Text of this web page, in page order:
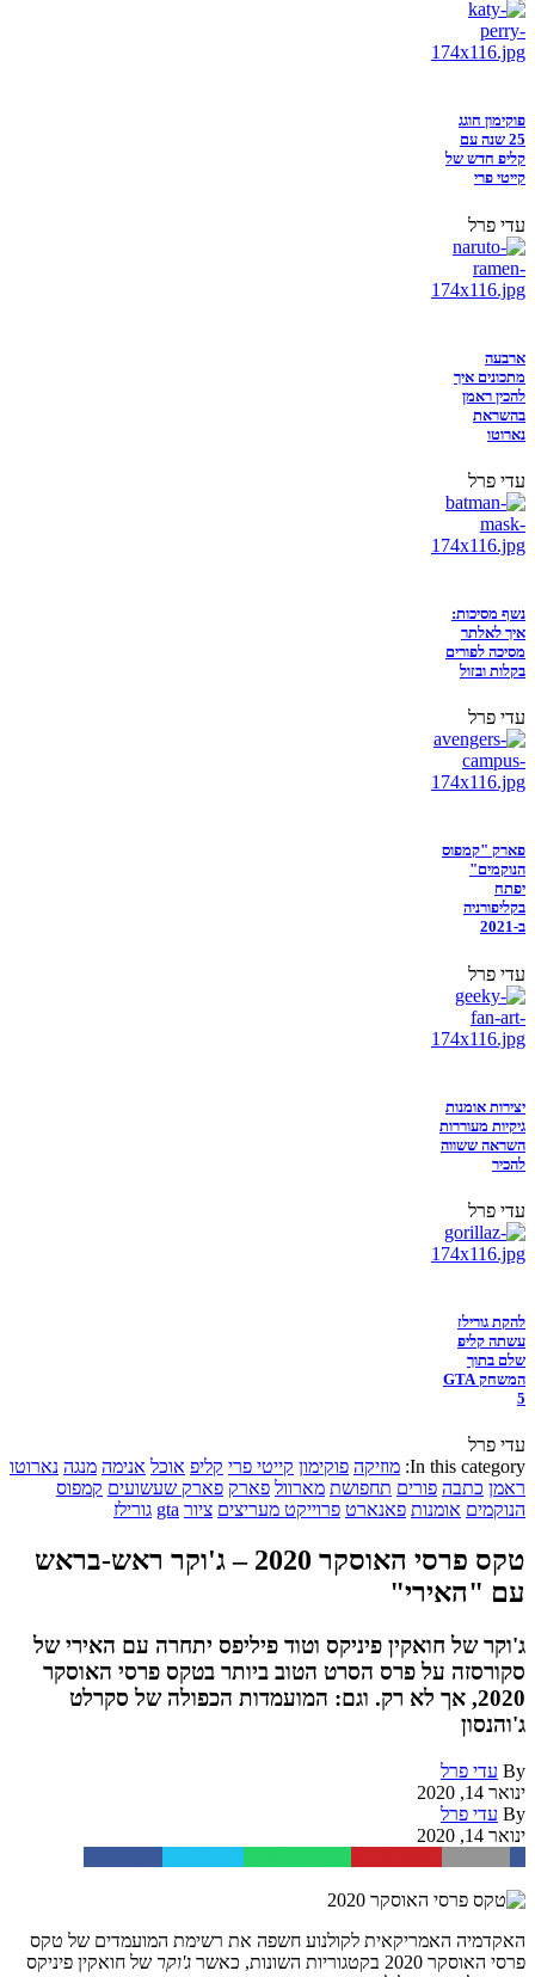
פוקימון חוגג
25 שנה עם
קליפ חדש של
קייטי פרי
עדי פרל
ארבעה
מתכונים איך
להכין ראמן
בהשראת
נארוטו
עדי פרל
נשף מסיכות:
איך לאלתר
מסיכה לפורים
בקלות ובזול
עדי פרל
פארק "קמפוס
הנוקמים"
יפתח
בקליפורניה
ב-2021
עדי פרל
יצירות אומנות
גיקיות מעוררות
השראה ששווה
להכיר
עדי פרל
להקת גורילז
עשתה קליפ
שלם בתוך
המשחק GTA
5
עדי פרל
In this category: מוזיקה פוקימון קייטי פרי קליפ אוכל אנימה מנגה נארוטו
ראמן כתבה פורים תחפושת מארוול פארק פארק שעשועים קמפוס
הנוקמים אומנות פאנארט פרוייקט מעריצים ציור gta גורילז
טקס פרסי האוסקר 2020 – ג'וקר ראש-בראש
עם "האירי"
ג'וקר של חואקין פיניקס וטוד פיליפס יתחרה עם האירי של
סקורסזה על פרס הסרט הטוב ביותר בטקס פרסי האוסקר
2020, אך לא רק. וגם: המועמדות הכפולה של סקרלט
ג'והנסון
By עדי פרל
ינואר 14, 2020
By עדי פרל
ינואר 14, 2020
האקדמיה האמריקאית לקולנוע חשפה את רשימת המועמדים של טקס
פרסי האוסקר 2020 בקטגוריות השונות, כאשר
ג'וקר של חואקין פיניקס